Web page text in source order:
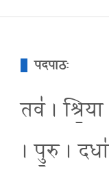
पदपाठः
तव॑ ।
। पु॒रु ।